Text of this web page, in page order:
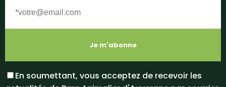
En soumettant, vous acceptez de recevoir les